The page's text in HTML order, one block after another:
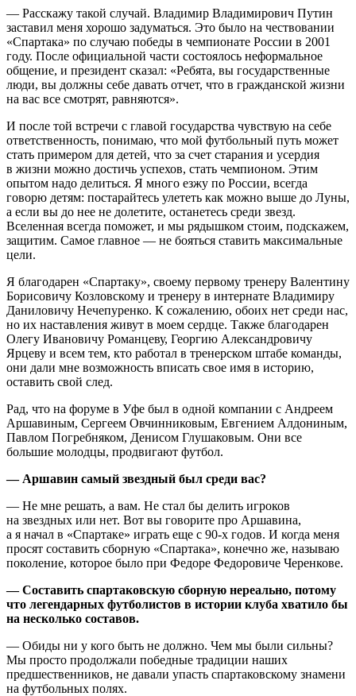
— Расскажу такой случай. Владимир Владимирович Путин
заставил меня хорошо задуматься. Это было на чествовании
«Спартака» по случаю победы в чемпионате России в 2001
году. После официальной части состоялось неформальное
общение, и президент сказал: «Ребята, вы государственные
люди, вы должны себе давать отчет, что в гражданской жизни
на вас все смотрят, равняются».
И после той встречи с главой государства чувствую на себе
ответственность, понимаю, что мой футбольный путь может
стать примером для детей, что за счет старания и усердия
в жизни можно достичь успехов, стать чемпионом. Этим
опытом надо делиться. Я много езжу по России, всегда
говорю детям: постарайтесь улететь как можно выше до Луны,
а если вы до нее не долетите, останетесь среди звезд.
Вселенная всегда поможет, и мы рядышком стоим, подскажем,
защитим. Самое главное — не бояться ставить максимальные
цели.
Я благодарен «Спартаку», своему первому тренеру Валентину
Борисовичу Козловскому и тренеру в интернате Владимиру
Даниловичу Нечепуренко. К сожалению, обоих нет среди нас,
но их наставления живут в моем сердце. Также благодарен
Олегу Ивановичу Романцеву, Георгию Александровичу
Ярцеву и всем тем, кто работал в тренерском штабе команды,
они дали мне возможность вписать свое имя в историю,
оставить свой след.
Рад, что на форуме в Уфе был в одной компании с Андреем
Аршавиным, Сергеем Овчинниковым, Евгением Алдониным,
Павлом Погребняком, Денисом Глушаковым. Они все
большие молодцы, продвигают футбол.
— Аршавин самый звездный был среди вас?
— Не мне решать, а вам. Не стал бы делить игроков
на звездных или нет. Вот вы говорите про Аршавина,
а я начал в «Спартаке» играть еще с 90-х годов. И когда меня
просят составить сборную «Спартака», конечно же, называю
поколение, которое было при Федоре Федоровиче Черенкове.
— Составить спартаковскую сборную нереально, потому
что легендарных футболистов в истории клуба хватило бы
на несколько составов.
— Обиды ни у кого быть не должно. Чем мы были сильны?
Мы просто продолжали победные традиции наших
предшественников, не давали упасть спартаковскому знамени
на футбольных полях.